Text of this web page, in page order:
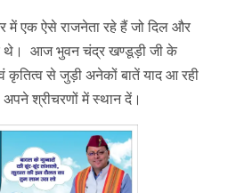
में एक ऐसे राजनेता रहे हैं जो दिल और
थे। आज भुवन चंद्र खण्डूड़ी जी के
कृतित्व से जुड़ी अनेकों बातें याद आ रही
श्रीचरणों में स्थान दें।